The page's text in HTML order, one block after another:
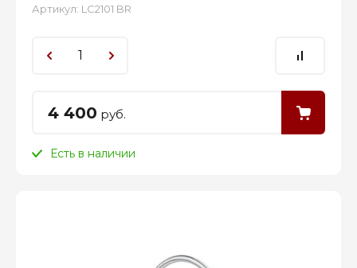
Артикул: LC2101 BR
4 400 руб.
Есть в наличии